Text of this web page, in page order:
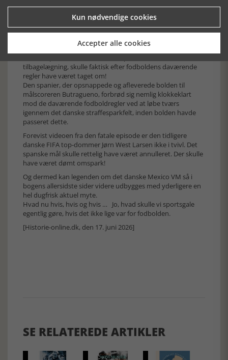
har set bedre nedfældet i ren tekst.
Og som om det ikke i sig selv var nok, så afsluttes bogen
med intet mindre end en sand knaldperle.
tilbagelægning, skulle faktisk efter fodboldens daværende
regler have været taget om!
Den spanier, der opsnappede og afleverede bolden til
målscoreren Butragueno, forbrød sig nemlig klokkeklart
mod de daværende fodboldregler ved at løbe tværs
igennem det danske straffesparkfelt, inden bolden havde
passeret dette.
Forevist videoen fra den fatale episode er den tidligere
danske FIFA top-dommer Jørn West Larsen ikke i tvivl. Det
spanske mål skulle rettelig have været annulleret. Der skulle
have været dømt omspark!
Og dermed kan legenden om det danske Mexico VM så i
bogens allersidste sider videre udbygges med yderligere en
hel dugfrisk aktuel myte.
Hvad nu hvis, hvis og hvis … Jo, hvad skulle vi sportsgale
egentlig gøre, hvis det ikke lige var for fodbolden.
[Historie-online.dk, den 17. juni 2026]
SE RELATEREDE ARTIKLER
Kun nødvendige cookies
Accepter alle cookies